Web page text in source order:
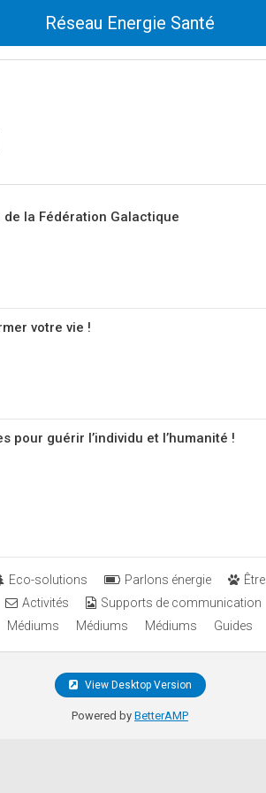
Réseau Energie Santé
la Fédération Galactique
votre vie !
pour guérir l’individu et l’humanité !
Eco-solutions Parlons énergie Être
Activités Supports de communication
Médiums
Médiums Médiums Guides
View Desktop Version
Powered by BetterAMP